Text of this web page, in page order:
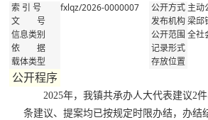
索 引 号 fxlqz/2026-0000007 公开方式 主动
文 号 发布机构梁邱
信息类别
公开范围全社
依 据
记录形式
载体类型
存放位置
公开程序
2025年，我镇共承办人大代表建议2
条建议、提案均已按规定时限办结，办结